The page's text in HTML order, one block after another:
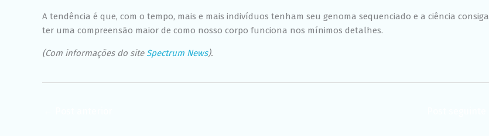
A tendência é que, com o tempo, mais e mais indivíduos tenham seu genoma sequenciado e a ciência consiga
ter uma compreensão maior de como nosso corpo funciona nos mínimos detalhes.
(Com informações do siteSpectrum News).